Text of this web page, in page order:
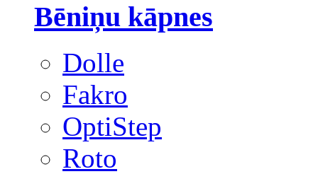
Bēniņu kāpnes
Dolle
Fakro
OptiStep
Roto